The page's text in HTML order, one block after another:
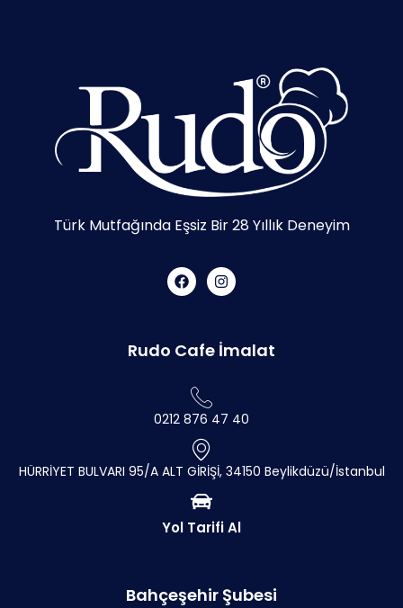
Türk Mutfağında Eşsiz Bir 28 Yıllık Deneyim
Rudo Cafe İmalat
0212 876 47 40
HÜRRİYET BULVARI 95/A ALT GİRİŞİ, 34150 Beylikdüzü/İstanbul
Yol Tarifi Al
Bahçeşehir Şubesi